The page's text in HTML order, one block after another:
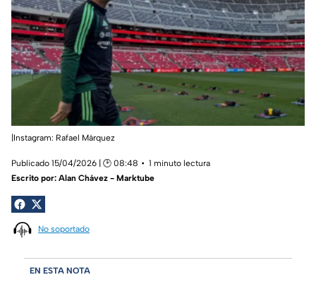
|Instagram: Rafael Márquez
Publicado 15/04/2026 | 🕑 08:48
1 minuto lectura
Escrito por: Alan Chávez - Marktube
No soportado
EN ESTA NOTA